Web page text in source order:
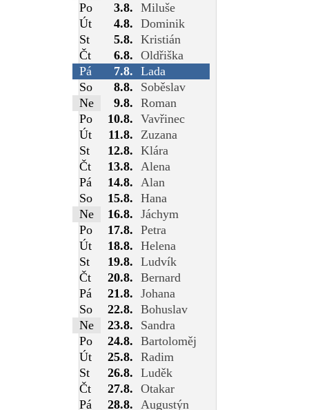
Po
3.8. Miluše
Út
4.8. Dominik
St
5.8. Kristián
Čt
6.8. Oldřiška
Pá
7.8. Lada
So
8.8.
Soběslav
Ne
9.8. Roman
Po
10.8. Vavřinec
Út
11.8.
Zuzana
St
12.8. Klára
Čt
13.8. Alena
Pá
14.8. Alan
So
15.8. Hana
Ne
16.8. Jáchym
Po
17.8. Petra
Út
18.8. Helena
St
19.8. Ludvík
Čt
20.8. Bernard
Pá
21.8. Johana
So
22.8. Bohuslav
Ne
23.8.
Sandra
Po
24.8. Bartoloměj
Út
25.8. Radim
St
26.8. Luděk
Čt
27.8. Otakar
Pá
28.8. Augustýn